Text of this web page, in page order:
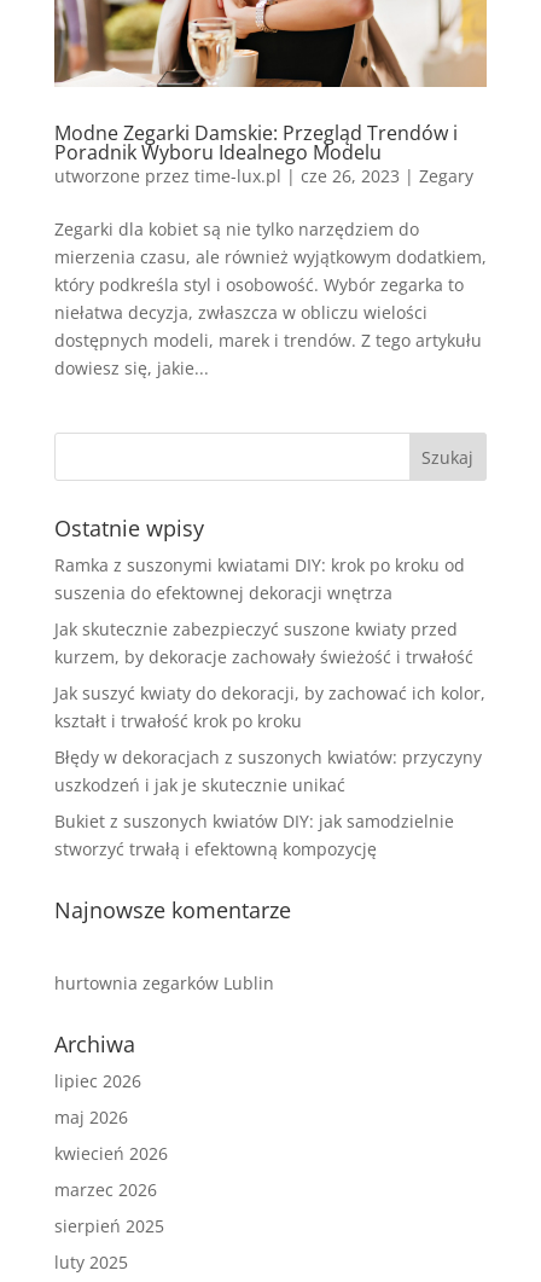
Modne Zegarki Damskie: Przegląd Trendów i
Poradnik Wyboru Idealnego Modelu
utworzone przez time-lux.pl | cze 26, 2023 | Zegary
Zegarki dla kobiet są nie tylko narzędziem do
mierzenia czasu, ale również wyjątkowym dodatkiem,
który podkreśla styl i osobowość. Wybór zegarka to
niełatwa decyzja, zwłaszcza w obliczu wielości
dostępnych modeli, marek i trendów. Z tego artykułu
dowiesz się, jakie...
Ostatnie wpisy
Ramka z suszonymi kwiatami DIY: krok po kroku od
suszenia do efektownej dekoracji wnętrza
Jak skutecznie zabezpieczyć suszone kwiaty przed
kurzem, by dekoracje zachowały świeżość i trwałość
Jak suszyć kwiaty do dekoracji, by zachować ich kolor,
kształt i trwałość krok po kroku
Błędy w dekoracjach z suszonych kwiatów: przyczyny
uszkodzeń i jak je skutecznie unikać
Bukiet z suszonych kwiatów DIY: jak samodzielnie
stworzyć trwałą i efektowną kompozycję
Najnowsze komentarze
hurtownia zegarków Lublin
Archiwa
lipiec 2026
maj 2026
kwiecień 2026
marzec 2026
sierpień 2025
luty 2025